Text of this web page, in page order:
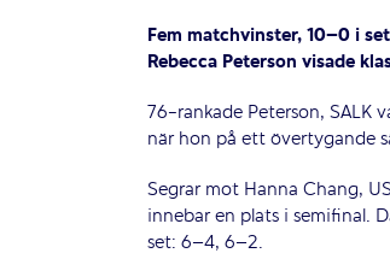
Fem matchvinster, 10–0 i
Rebecca Peterson visade
76-rankade Peterson, SALK
när hon på ett övertygande
Segrar mot Hanna Chang,
innebar en plats i semifinal.
set: 6–4, 6–2.